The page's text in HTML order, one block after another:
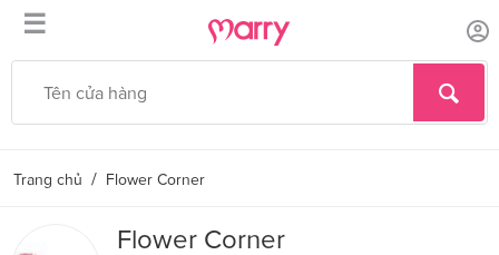
☰
Trang chủ / Flower Corner
Flower Corner